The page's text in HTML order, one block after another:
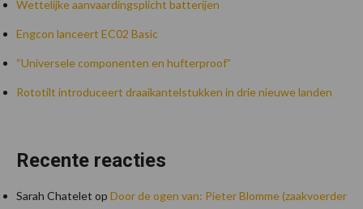
Wettelijke aanvaardingsplicht batterijen
Engcon lanceert EC02 Basic
“Universele componenten en hufterproof”
Rototilt introduceert draaikantelstukken in drie nieuwe landen
Recente reacties
Sarah Chatelet op Door de ogen van: Pieter Blomme (zaakvoerder